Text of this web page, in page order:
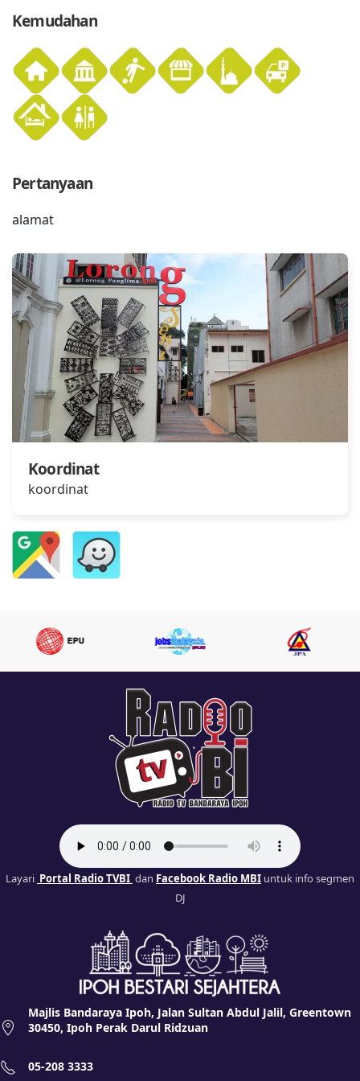
Kemudahan
Pertanyaan
alamat
Koordinat
koordinat
Layari Portal Radio TVBI dan Facebook Radio MBI untuk info segmen
DJ
Majlis Bandaraya Ipoh, Jalan Sultan Abdul Jalil, Greentown
30450, Ipoh Perak Darul Ridzuan
05-208 3333